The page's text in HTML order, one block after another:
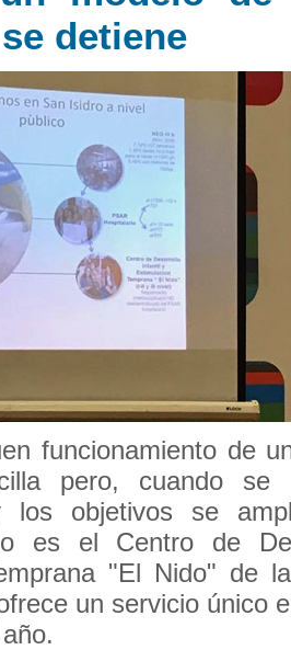
detiene
funcionamiento de
pero, cuando se
los objetivos se
es el Centro de
"El Nido" de
un servicio único